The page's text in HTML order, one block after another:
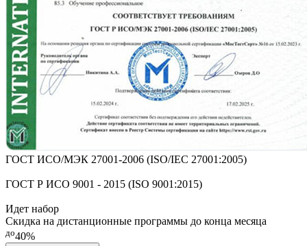
ГОСТ ИСО/МЭК 27001-2006 (ISO/IEC 27001:2005)
ГОСТ Р ИСО 9001 - 2015 (ISO 9001:2015)
Идет набор
Скидка на дистанционные программы до конца месяца
до40%